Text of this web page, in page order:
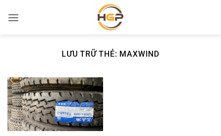
qua
LƯU TRỮ THẺ: MAXWIND